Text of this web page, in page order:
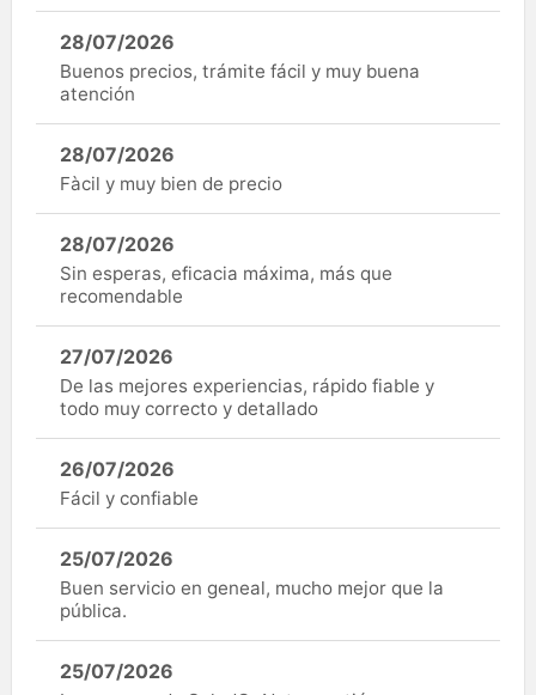
28/07/2026
Buenos precios, trámite fácil y muy buena
atención
28/07/2026
Fàcil y muy bien de precio
28/07/2026
Sin esperas, eficacia máxima, más que
recomendable
27/07/2026
De las mejores experiencias, rápido fiable y
todo muy correcto y detallado
26/07/2026
Fácil y confiable
25/07/2026
Buen servicio en geneal, mucho mejor que la
pública.
25/07/2026